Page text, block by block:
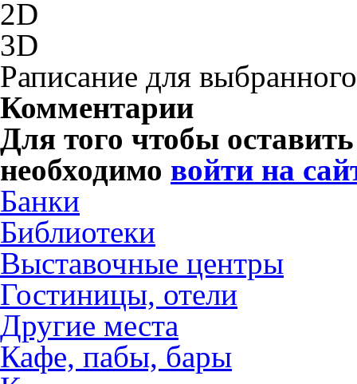
2D
3D
Раписание для
Комментарии
Для того чтобы
необходимо войти на
Банки
Библиотеки
Выставочные центры
Гостиницы, отели
Другие места
Кафе, пабы, бары